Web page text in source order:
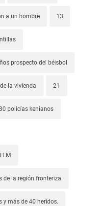
a un hombre 13
prospecto del béisbol
la vivienda 21
policías kenianos
de la región fronteriza
y más de 40 heridos.